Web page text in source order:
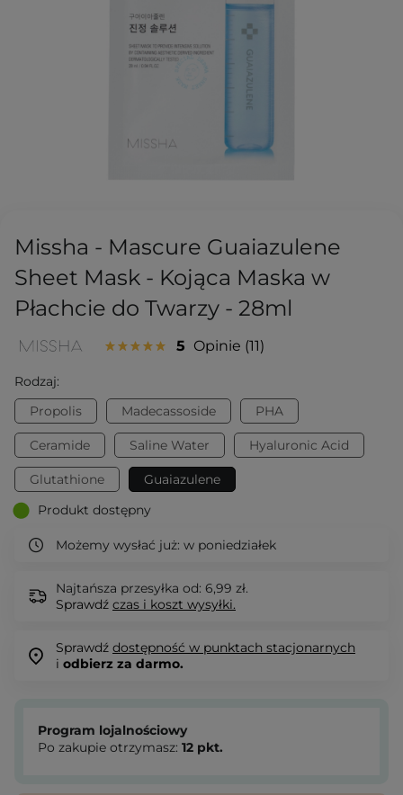
Missha - Mascure Guaiazulene
Sheet Mask - Kojąca Maska w
Płachcie do Twarzy - 28ml
5 Opinie 11
Rodzaj:
Propolis
Madecassoside PHA
Ceramide Saline Water Hyaluronic Acid
Glutathione
Guaiazulene
Produkt dostępny
Możemy wysłać już: w poniedziałek
Najtańsza przesyłka od: 6,99 zł.
Sprawdź czas i koszt wysyłki.
Sprawdź dostępność w punktach stacjonarnych
i odbierz za darmo.
Program lojalnościowy
Po zakupie otrzymasz: 12 pkt.